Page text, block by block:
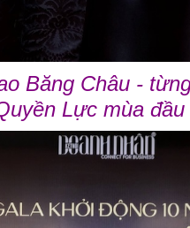
Băng Châu -
Lực mùa